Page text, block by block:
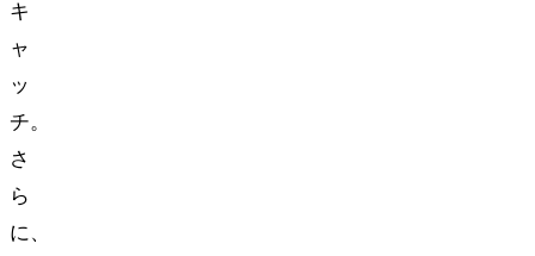
キ
ャ
ッ
チ。
さ
ら
に、